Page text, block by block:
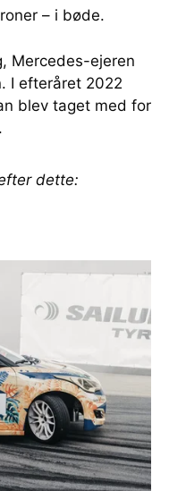
– i bøde.
Mercedes-ejeren
I efteråret 2022
blev taget med for
dette: